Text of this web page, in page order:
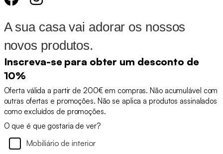
A sua casa vai adorar os nossos
novos produtos.
Inscreva-se para obter um desconto de
10%
Oferta válida a partir de 200€ em compras. Não acumulável com
outras ofertas e promoções. Não se aplica a produtos assinalados
como excluídos de promoções.
O que é que gostaria de ver?
Mobiliário de interior